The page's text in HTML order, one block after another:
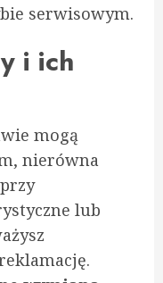
serwisowym.
i ich
mogą
nierówna
lub